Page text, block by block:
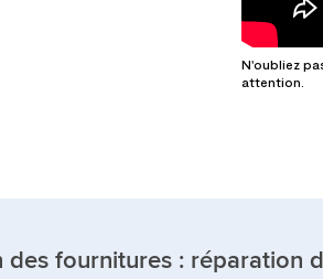
N'oubliez
attention.
fournitures : réparation